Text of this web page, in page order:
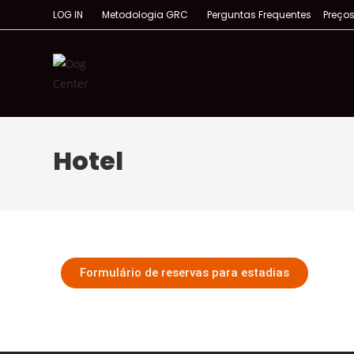
LOG IN Metodologia GRC Perguntas Frequentes Preços
Hotel
Formulário de reservas para estadias